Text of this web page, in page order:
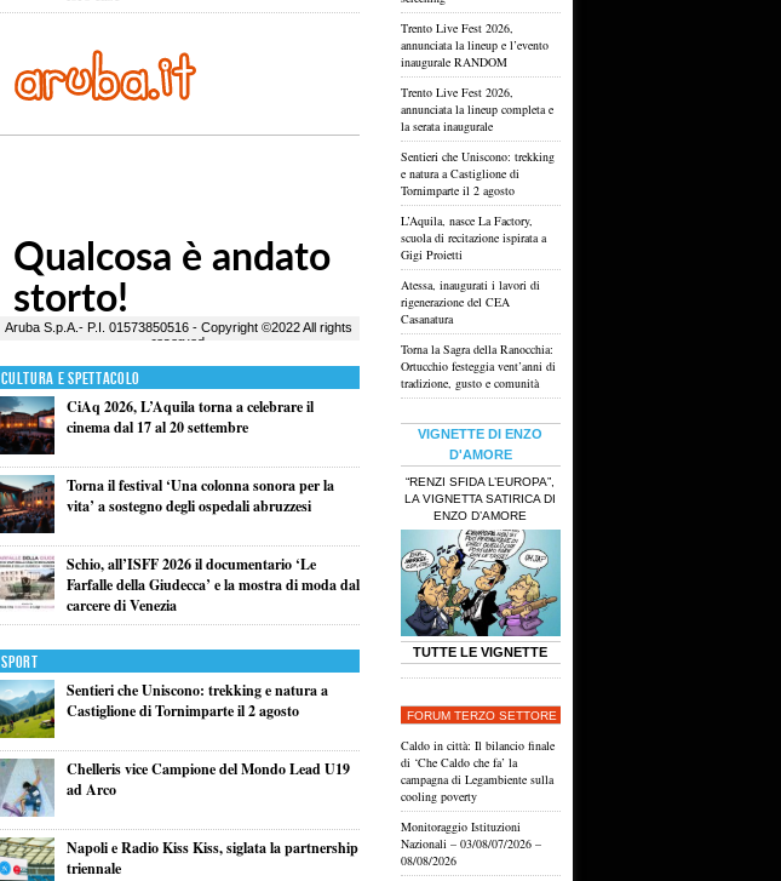
Cultura e Spettacolo
CiAq 2026, L’Aquila torna a celebrare il
cinema dal 17 al 20 settembre
Torna il festival ‘Una colonna sonora per la
vita’ a sostegno degli ospedali abruzzesi
Schio, all’ISFF 2026 il documentario ‘Le
Farfalle della Giudecca’ e la mostra di moda dal
carcere di Venezia
Sport
Sentieri che Uniscono: trekking e natura a
Castiglione di Tornimparte il 2 agosto
Chelleris vice Campione del Mondo Lead U19
ad Arco
Napoli e Radio Kiss Kiss, siglata la partnership
triennale
Trento Live Fest 2026,
annunciata la lineup e l’evento
inaugurale RANDOM
Trento Live Fest 2026,
annunciata la lineup completa e
la serata inaugurale
Sentieri che Uniscono: trekking
e natura a Castiglione di
Tornimparte il 2 agosto
L’Aquila, nasce La Factory,
scuola di recitazione ispirata a
Gigi Proietti
Atessa, inaugurati i lavori di
rigenerazione del CEA
Casanatura
Torna la Sagra della Ranocchia:
Ortucchio festeggia vent’anni di
tradizione, gusto e comunità
VIGNETTE DI ENZO
D'AMORE
“RENZI SFIDA L’EUROPA”,
LA VIGNETTA SATIRICA DI
ENZO D’AMORE
TUTTE LE VIGNETTE
FORUM TERZO SETTORE
Caldo in città: Il bilancio finale
di ‘Che Caldo che fa’ la
campagna di Legambiente sulla
cooling poverty
Monitoraggio Istituzioni
Nazionali – 03/08/07/2026 –
08/08/2026